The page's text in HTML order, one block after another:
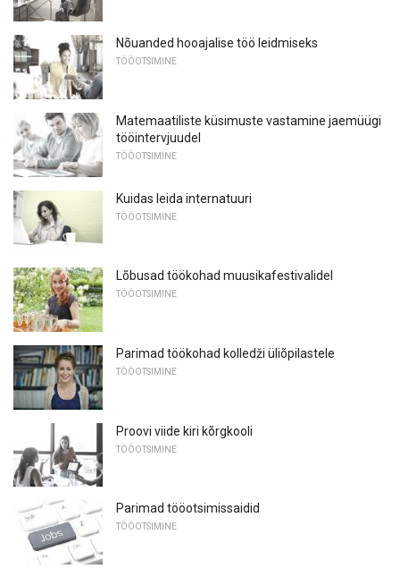
Nõuanded hooajalise töö leidmiseks
TÖÖOTSIMINE
Matemaatiliste küsimuste vastamine jaemüügi
tööintervjuudel
TÖÖOTSIMINE
Kuidas leida internatuuri
TÖÖOTSIMINE
Lõbusad töökohad muusikafestivalidel
TÖÖOTSIMINE
Parimad töökohad kolledži üliõpilastele
TÖÖOTSIMINE
Proovi viide kiri kõrgkooli
TÖÖOTSIMINE
Parimad tööotsimissaidid
TÖÖOTSIMINE